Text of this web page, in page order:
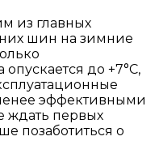
из главных
шин на зимние
до +7°C,
эффективными
ждать первых
позаботиться о